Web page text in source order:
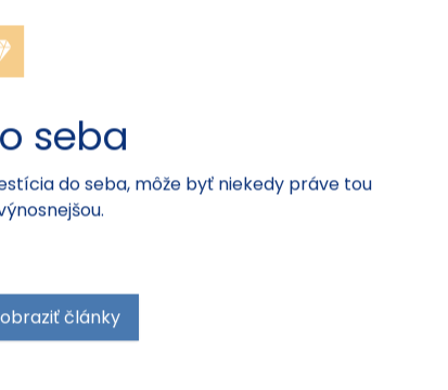
seba
do seba, môže byť niekedy práve tou
články